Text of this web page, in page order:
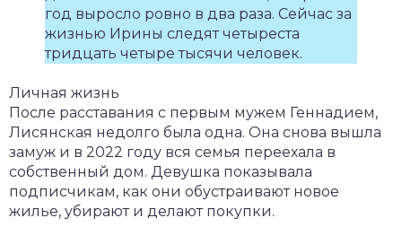
год выросло ровно в два раза. Сейчас за
жизнью Ирины следят четыреста
тридцать четыре тысячи человек.
Личная жизнь
После расставания с первым мужем Геннадием,
Лисянская недолго была одна. Она снова вышла
замуж и в 2022 году вся семья переехала в
собственный дом. Девушка показывала
подписчикам, как они обустраивают новое
жилье, убирают и делают покупки.